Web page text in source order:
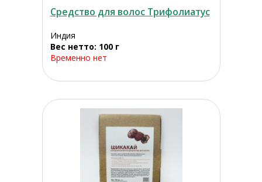
Средство для волос Трифолиатус
Индия
Вес нетто: 100 г
Временно нет